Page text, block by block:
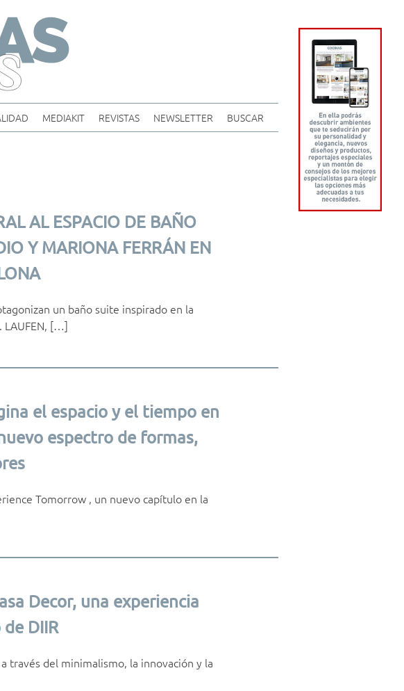
MEDIAKIT REVISTAS NEWSLETTER BUSCAR
AL ESPACIO DE BAÑO
Y MARIONA FERRÁN EN
un baño suite inspirado en la
LAUFEN, […]
el espacio y el tiempo en
espectro de formas,
Tomorrow , un nuevo capítulo en la
Decor, una experiencia
DIIR
través del minimalismo, la innovación y la